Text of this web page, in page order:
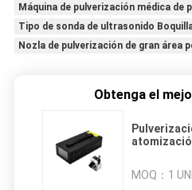
Máquina de pulverización médica
Tipo de sonda de ultrasonido
Nozla de pulverización de gran área
Obtenga el
MOQ： 1